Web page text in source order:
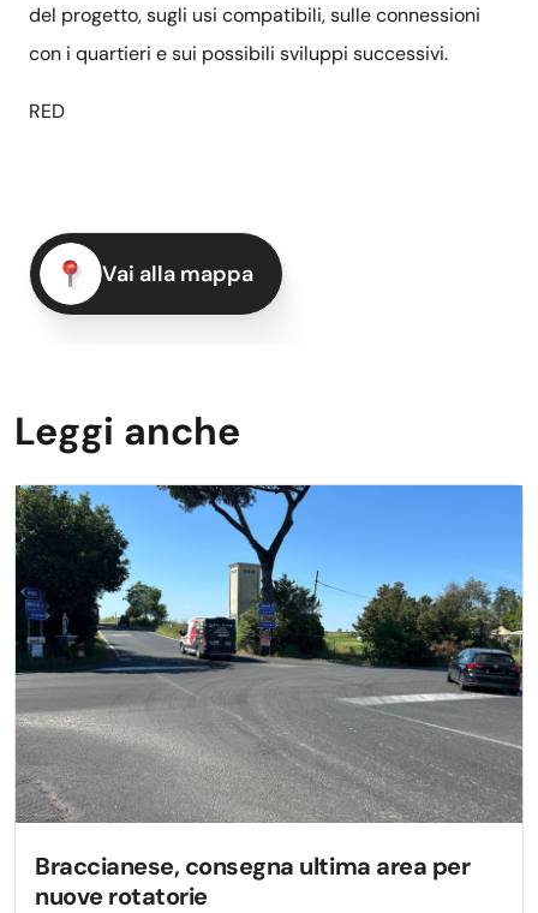
del progetto, sugli usi compatibili, sulle connessioni
con i quartieri e sui possibili sviluppi successivi.
RED
Vai alla mappa
Leggi anche
Braccianese, consegna ultima area per
nuove rotatorie